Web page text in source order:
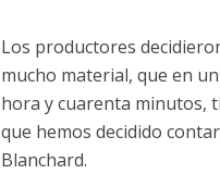
Los productores
mucho material, que en
hora y cuarenta minutos,
que hemos decidido
Blanchard.